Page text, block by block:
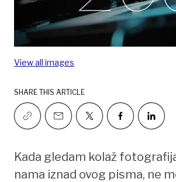
View all images
SHARE THIS ARTICLE
Kada gledam kolaž
nama iznad ovog pisma, ne